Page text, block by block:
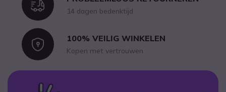
Icon14 dagen bedenktijd
Icon100% VEILIG WINKELEN
Kopen met vertrouwen